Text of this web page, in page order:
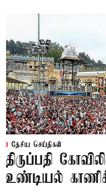
தேசிய செய்திகள்
திருப்பதி
உண்டியல்